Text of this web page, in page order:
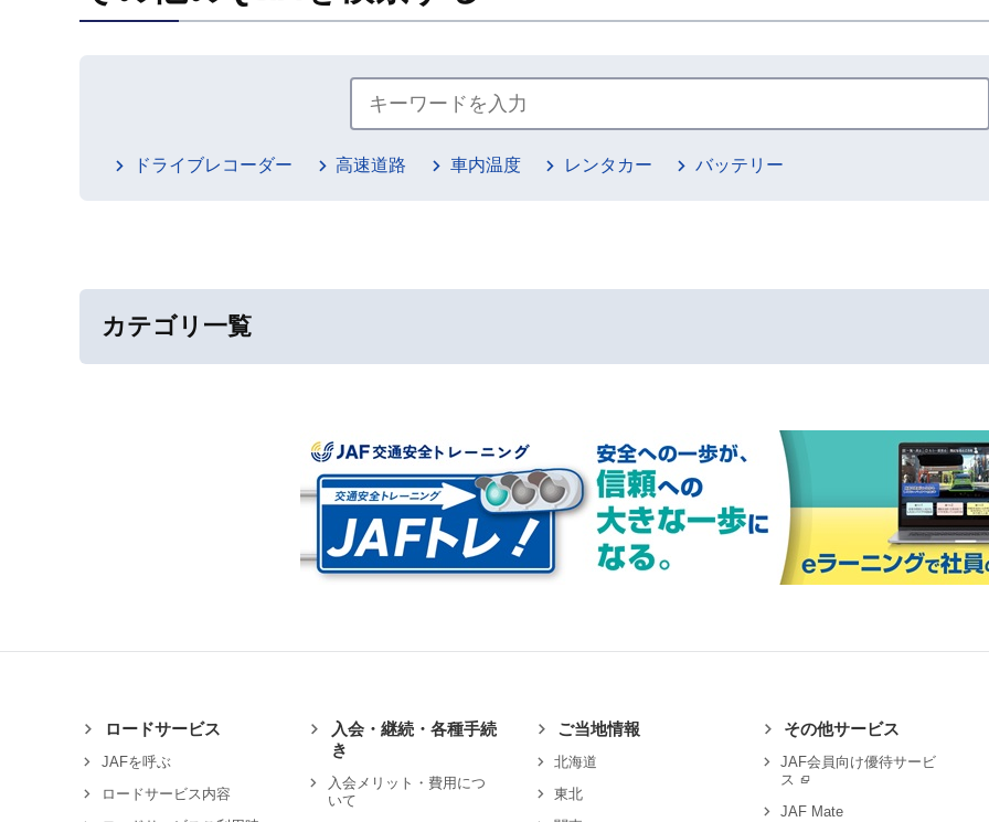
ドライブレコーダー 高速道路 車内温度 レンタカー バッテリー
カテゴリ一覧
ロードサービス
JAFを呼ぶ
ロードサービス内容
入会・継続・各種手続
き
入会メリット・費用につ
いて
ご当地情報
北海道
東北
その他サービス
JAF会員向け優待サービ
ス
JAF Mate